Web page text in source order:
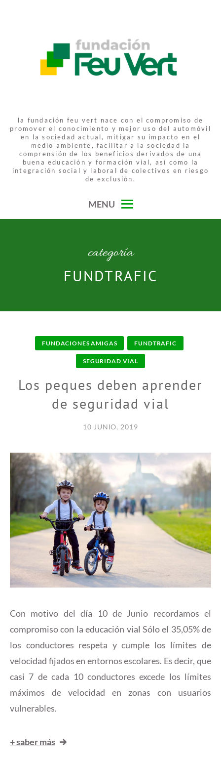
la fundación feu vert nace con el compromiso de
promover el conocimiento y mejor uso del automóvil
en la sociedad actual, mitigar su impacto en el
medio ambiente, facilitar a la sociedad la
comprensión de los beneficios derivados de una
buena educación y formación vial, así como la
integración social y laboral de colectivos en riesgo
de exclusión.
MENU
categoría
FUNDTRAFIC
FUNDACIONES AMIGAS FUNDTRAFIC
SEGURIDAD VIAL
Los peques deben aprender
de seguridad vial
10 JUNIO, 2019
Con motivo del día 10 de Junio recordamos el
compromiso con la educación vial Sólo el 35,05% de
los conductores respeta y cumple los límites de
velocidad fijados en entornos escolares. Es decir, que
casi 7 de cada 10 conductores excede los límites
máximos de velocidad en zonas con usuarios
vulnerables.
+ saber más